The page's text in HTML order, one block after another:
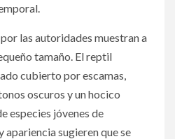
las autoridades muestran a
tamaño. El reptil
cubierto por escamas,
oscuros y un hocico
especies jóvenes de
apariencia sugieren que se